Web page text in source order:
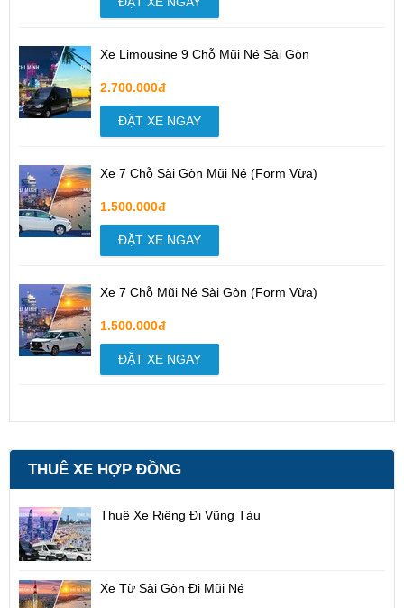
Xe Limousine 9 Chỗ Mũi Né Sài Gòn
2.700.000đ
ĐẶT XE NGAY
Xe 7 Chỗ Sài Gòn Mũi Né (Form Vừa)
1.500.000đ
ĐẶT XE NGAY
Xe 7 Chỗ Mũi Né Sài Gòn (Form Vừa)
1.500.000đ
ĐẶT XE NGAY
THUÊ XE HỢP ĐỒNG
Thuê Xe Riêng Đi Vũng Tàu
Xe Từ Sài Gòn Đi Mũi Né